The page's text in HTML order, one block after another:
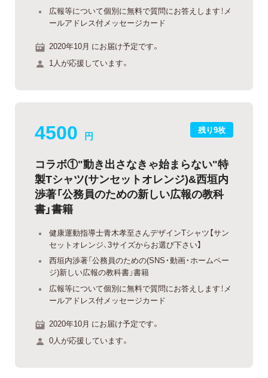
広報等について個別に無料で質問にお答えします！メ
ールアドレス付メッセージカード
2020年10月 にお届け予定です。
1人が応援しています。
残り9枚
4500 円
コラボ①"動き出さなきゃ始まらない"特
製Tシャツ(サンセットオレンジ)&西垣内
渉著「公務員のための新しい広報の教科
書」書籍
健康運動指導士青木孝至さんデザインTシャツ【サン
セットオレンジ、3サイズからお選び下さい】
西垣内渉著「公務員のための(SNS・動画・ホームペー
ジ)新しい広報の教科書」書籍
広報等について個別に無料で質問にお答えします！メ
ールアドレス付メッセージカード
2020年10月 にお届け予定です。
0人が応援しています。